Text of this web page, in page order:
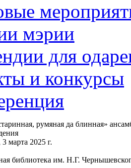
мэрии
для
и конкурсы
румяная да блинная»
марта 2025 г.
библиотека им. Н.Г.